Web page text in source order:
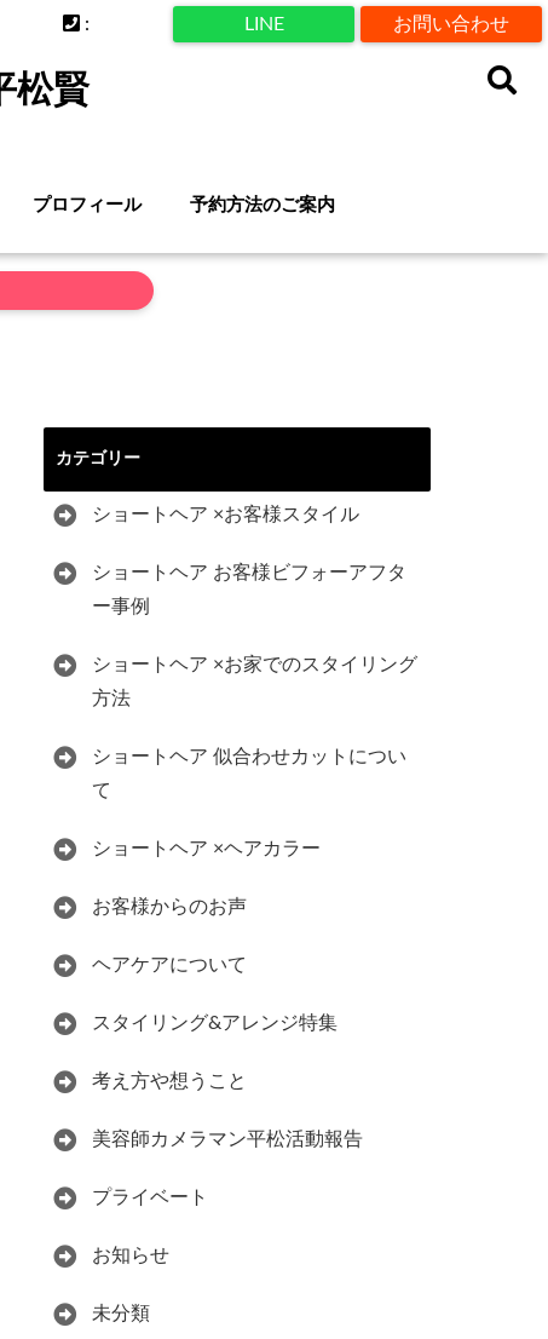
お問い合わせ
LINE
:
松賢
プロフィール 予約方法のご案内
カテゴリー
ショートヘア ×お客様スタイル
ショートヘア お客様ビフォーアフタ
ー事例
ショートヘア ×お家でのスタイリング
方法
ショートヘア 似合わせカットについ
て
ショートヘア ×ヘアカラー
お客様からのお声
ヘアケアについて
スタイリング&アレンジ特集
考え方や想うこと
美容師カメラマン平松活動報告
プライベート
お知らせ
未分類